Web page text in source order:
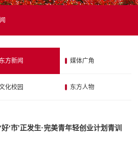
东方新闻 媒体广角
化校园 东方人物
‘市’正发生·完美青年轻创业计划青训